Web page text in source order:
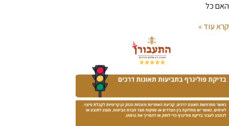
כל
עוד »